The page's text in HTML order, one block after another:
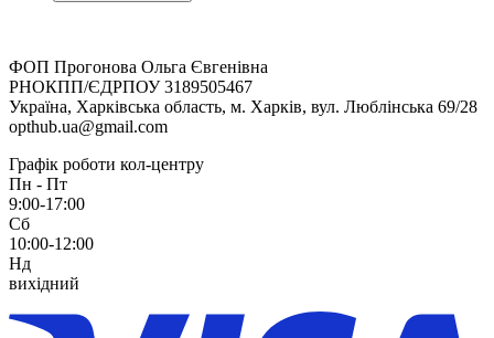
ФОП Прогонова Ольга Євгенівна
РНОКПП/ЄДРПОУ 3189505467
Україна, Харківська область, м. Харків, вул. Люблінська 69/28
opthub.ua@gmail.com
Графік роботи кол-центру
Пн - Пт
9:00-17:00
Сб
10:00-12:00
Нд
вихідний